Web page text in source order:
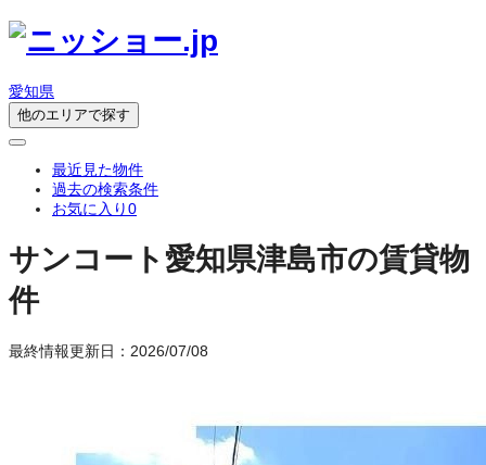
愛知県
他のエリアで探す
最近見た物件
過去の検索条件
お気に入り0
サンコート 愛知県津島市の賃貸物
件
最終情報更新日：2026/07/08